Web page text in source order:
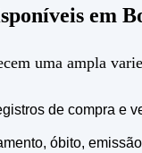
em
uma ampla
de compra e
óbito,